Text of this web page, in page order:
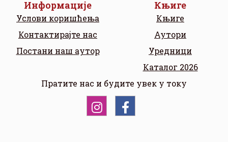
Информације
Услови коришћења
Контактирајте нас
Постани наш аутор
Књиге
Књиге
Аутори
Уредници
Каталог 2026
Пратите нас и будите увек у току